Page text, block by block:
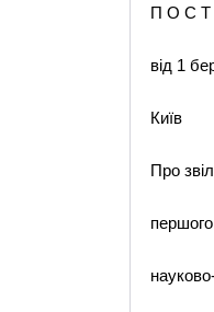
П О С
від 1
Київ
Про